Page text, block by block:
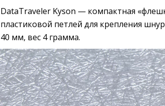
DataTraveler Kyson — компактная
пластиковой петлей для крепления
40 мм, вес 4 грамма.